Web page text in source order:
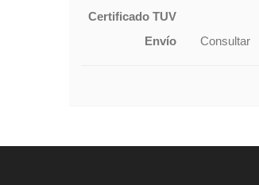
Certificado TUV
Envío
Consultar